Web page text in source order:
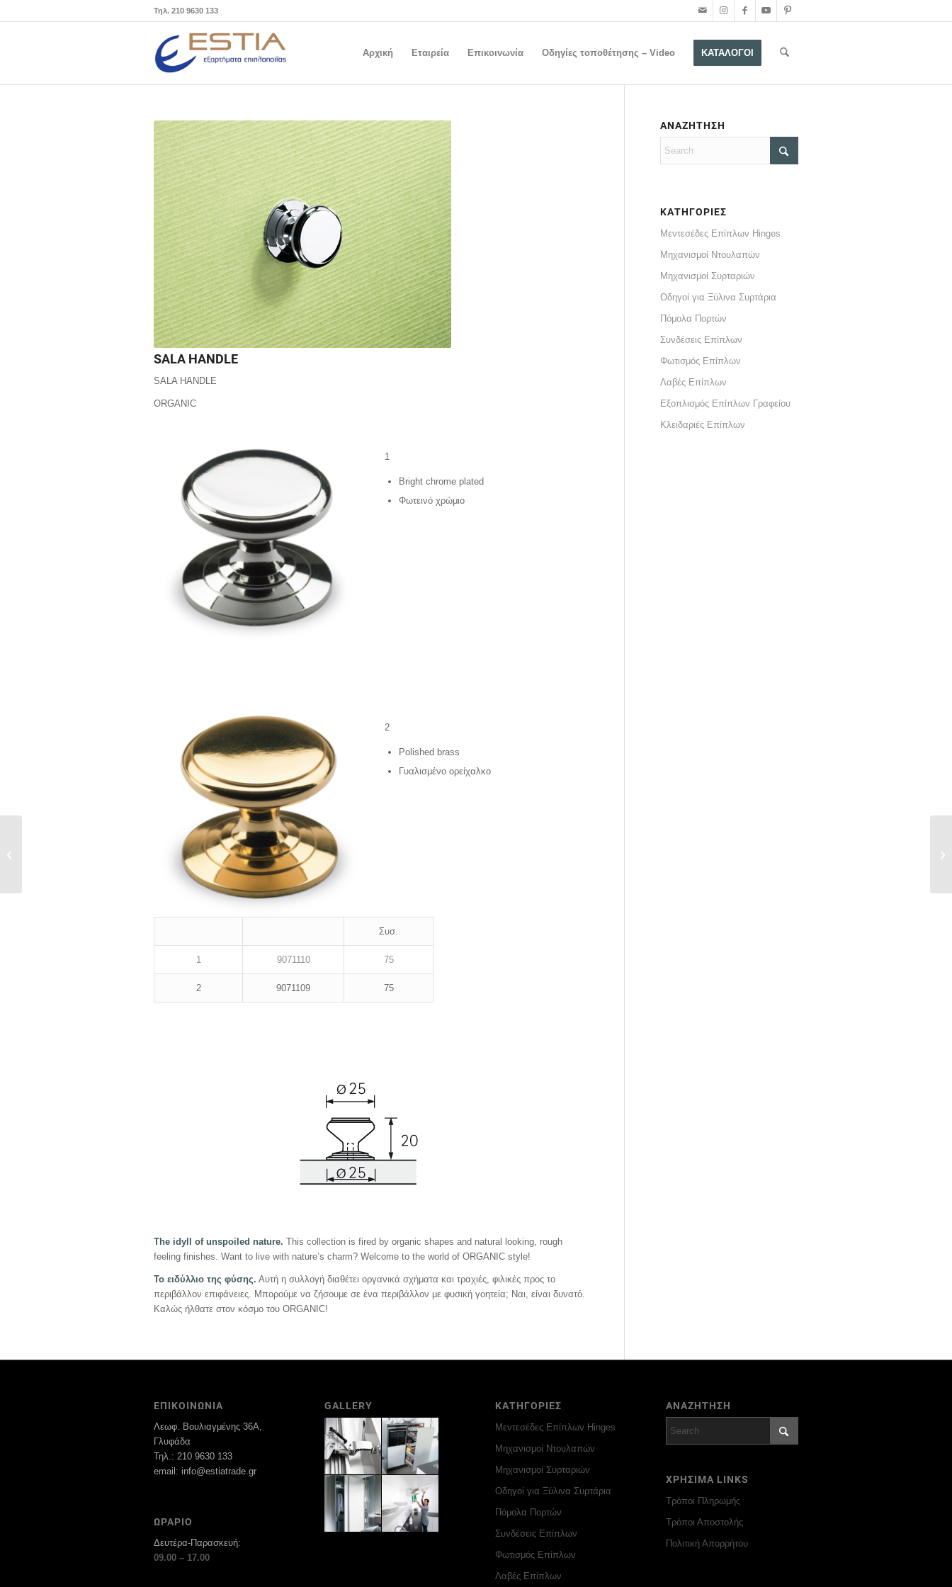
Τηλ. 210 9630 133
Αρχική Εταιρεία Επικοινωνία Οδηγίες τοποθέτησης – Video ΚΑΤΑΛΟΓΟΙ
SALA HANDLE
SALA HANDLE
ORGANIC
1
Bright chrome plated
Φωτεινό χρώμιο
2
Polished brass
Γυαλισμένο ορείχαλκο
Συσ.
1 9071110 75
2 9071109 75
The idyll of unspoiled nature. This collection is fired by organic shapes and natural looking, rough
feeling finishes. Want to live with nature’s charm? Welcome to the world of ORGANIC style!
Το ειδύλλιο της φύσης. Αυτή η συλλογή διαθέτει οργανικά σχήματα και τραχιές, φιλικές προς το
περιβάλλον επιφάνειες. Μπορούμε να ζήσουμε σε ένα περιβάλλον με φυσική γοητεία; Ναι, είναι δυνατό.
Καλώς ήλθατε στον κόσμο του ORGANIC!
ΑΝΑΖΗΤΗΣΗ
ΚΑΤΗΓΟΡΙΕΣ
Μεντεσέδες Επίπλων Hinges
Μηχανισμοί Ντουλαπών
Μηχανισμοί Συρταριών
Οδηγοί για Ξύλινα Συρτάρια
Πόμολα Πορτών
Συνδέσεις Επίπλων
Φωτισμός Επίπλων
Λαβές Επίπλων
Εξοπλισμός Επίπλων Γραφείου
Κλειδαριές Επίπλων
ΕΠΙΚΟΙΝΩΝΙΑ
Λεωφ. Βουλιαγμένης 36Α,
Γλυφάδα
Τηλ.: 210 9630 133
email: info@estiatrade.gr
ΩΡΑΡΙΟ
Δευτέρα-Παρασκευή:
09.00 – 17.00
GALLERY ΚΑΤΗΓΟΡΙΕΣ
Μεντεσέδες Επίπλων Hinges
Μηχανισμοί Ντουλαπών
Μηχανισμοί Συρταριών
Οδηγοί για Ξύλινα Συρτάρια
Πόμολα Πορτών
Συνδέσεις Επίπλων
Φωτισμός Επίπλων
Λαβές Επίπλων
ΑΝΑΖΗΤΗΣΗ
ΧΡΗΣΙΜΑ LINKS
Τρόποι Πληρωμής
Τρόποι Αποστολής
Πολιτική Απορρήτου